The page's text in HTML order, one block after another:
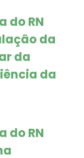
do RN
da
da
da
do RN